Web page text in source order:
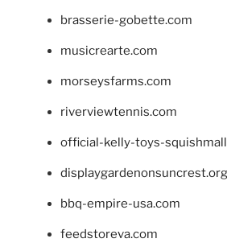
brasserie-gobette.com
musicrearte.com
morseysfarms.com
riverviewtennis.com
official-kelly-toys-
displaygardenonsuncrest.org
bbq-empire-usa.com
feedstoreva.com